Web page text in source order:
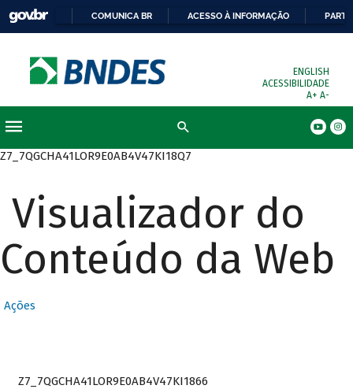
COMUNICA BR ACESSO À INFORMAÇÃO
ENGLISH
ACESSIBILIDADE
A+ A-
Z7_7QGCHA41LOR9E0AB4V47KI18Q7
Visualizador do
Conteúdo da Web
Ações
Z7_7QGCHA41LOR9E0AB4V47KI1866